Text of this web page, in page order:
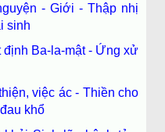
- Giới - Thập nhị
sinh
định Ba-la-mật - Ứng xử
việc ác - Thiền cho
khổ